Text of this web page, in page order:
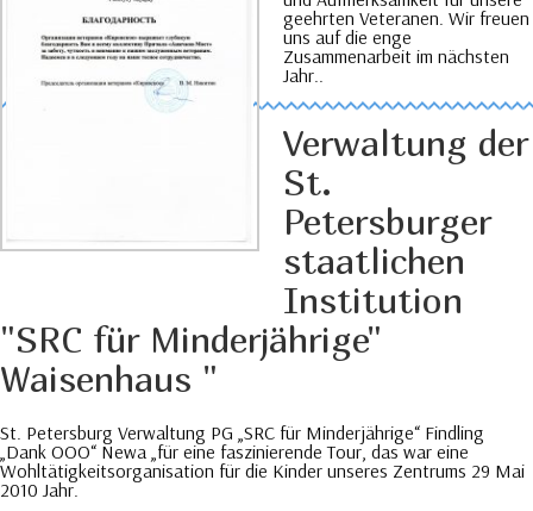
geehrten Veteranen. Wir freuen
uns auf die enge
Zusammenarbeit im nächsten
Jahr..
Verwaltung der
St.
Petersburger
staatlichen
Institution
"SRC für Minderjährige"
Waisenhaus "
St. Petersburg Verwaltung PG „SRC für Minderjährige“ Findling
„Dank OOO“ Newa „für eine faszinierende Tour, das war eine
Wohltätigkeitsorganisation für die Kinder unseres Zentrums 29 Mai
2010 Jahr.